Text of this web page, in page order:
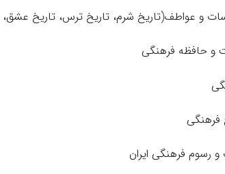
و عواطف(تاریخ شرم، تاریخ ترس، تاریخ
و حافظه فرهنگی
فرهنگی
و رسوم فرهنگی ایران